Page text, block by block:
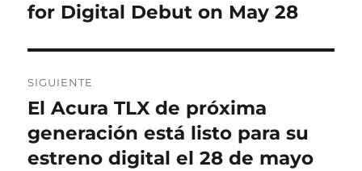
entradas
anterior:
for Digital Debut on May 28
SIGUIENTE
Entrada
siguiente:
El Acura TLX de próxima
generación está listo para su
estreno digital el 28 de mayo